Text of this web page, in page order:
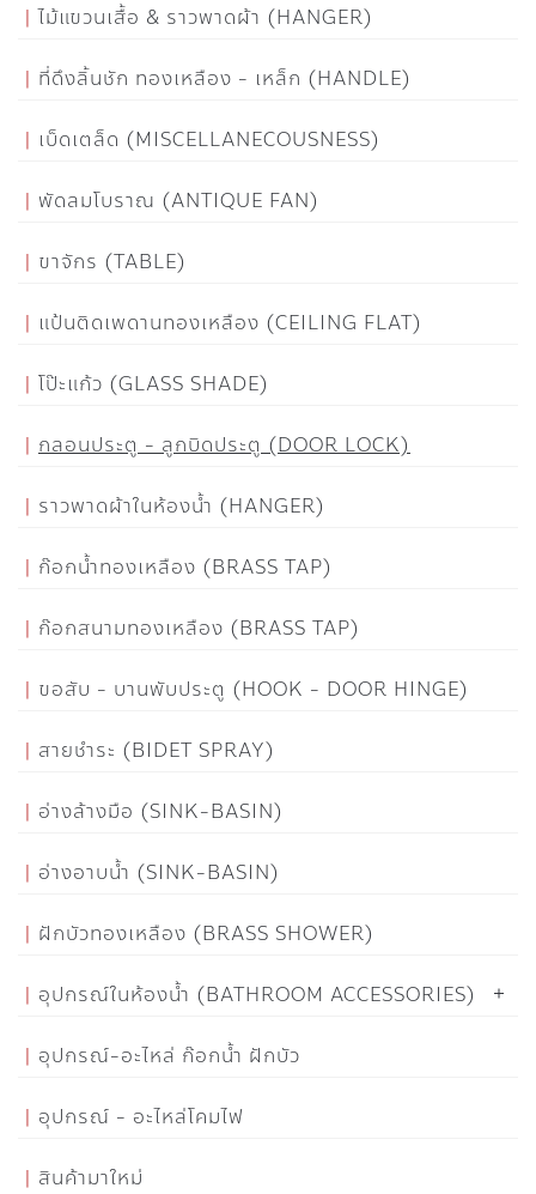
ไม้แขวนเสื้อ & ราวพาดผ้า (HANGER)
ที่ดึงลิ้นชัก ทองเหลือง - เหล็ก (HANDLE)
เบ็ดเตล็ด (MISCELLANECOUSNESS)
พัดลมโบราณ (ANTIQUE FAN)
ขาจักร (TABLE)
แป้นติดเพดานทองเหลือง (CEILING FLAT)
โป๊ะแก้ว (GLASS SHADE)
กลอนประตู - ลูกบิดประตู (DOOR LOCK)
ราวพาดผ้าในห้องน้ำ (HANGER)
ก๊อกน้ำทองเหลือง (BRASS TAP)
ก๊อกสนามทองเหลือง (BRASS TAP)
ขอสับ - บานพับประตู (HOOK - DOOR HINGE)
สายชำระ (BIDET SPRAY)
อ่างล้างมือ (SINK-BASIN)
อ่างอาบน้ำ (SINK-BASIN)
ฝักบัวทองเหลือง (BRASS SHOWER)
อุปกรณ์ในห้องน้ำ (BATHROOM ACCESSORIES)
อุปกรณ์-อะไหล่ ก๊อกน้ำ ฝักบัว
อุปกรณ์ - อะไหล่โคมไฟ
สินค้ามาใหม่